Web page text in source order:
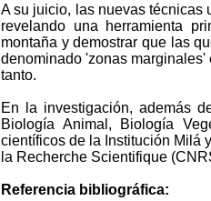
A su juicio, las nuevas técnicas
revelando una herramienta
montaña y demostrar que las
denominado 'zonas
tanto.
En la investigación, además
Biología Animal, Biología
científicos de la Institución Milá
la Recherche Scientifique
Referencia bibliográfica: